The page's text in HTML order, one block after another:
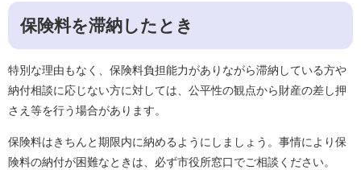
保険料を滞納したとき
特別な理由もなく、保険料負担能力がありながら滞納している方や
納付相談に応じない方に対しては、公平性の観点から財産の差し押
さえ等を行う場合があります。
保険料はきちんと期限内に納めるようにしましょう。事情により保
険料の納付が困難なときは、必ず市役所窓口でご相談ください。